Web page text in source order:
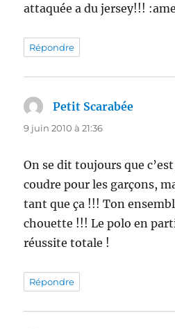
attaquée a du jersey!!!
Répondre
Petit Scarabée
9 juin 2010 à 21:36
On se dit toujours que
coudre pour les garçons,
tant que ça !!! Ton
chouette !!! Le polo en
réussite totale !
Répondre